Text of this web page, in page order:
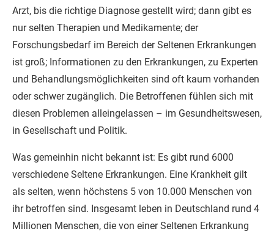
Arzt, bis die richtige Diagnose gestellt wird; dann gibt es
nur selten Therapien und Medikamente; der
Forschungsbedarf im Bereich der Seltenen Erkrankungen
ist groß; Informationen zu den Erkrankungen, zu Experten
und Behandlungsmöglichkeiten sind oft kaum vorhanden
oder schwer zugänglich. Die Betroffenen fühlen sich mit
diesen Problemen alleingelassen – im Gesundheitswesen,
in Gesellschaft und Politik.
Was gemeinhin nicht bekannt ist: Es gibt rund 6000
verschiedene Seltene Erkrankungen. Eine Krankheit gilt
als selten, wenn höchstens 5 von 10.000 Menschen von
ihr betroffen sind. Insgesamt leben in Deutschland rund 4
Millionen Menschen, die von einer Seltenen Erkrankung